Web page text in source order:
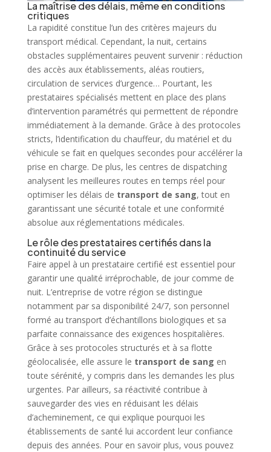
La maîtrise des délais, même en conditions
critiques
La rapidité constitue l’un des critères majeurs du
transport médical. Cependant, la nuit, certains
obstacles supplémentaires peuvent survenir : réduction
des accès aux établissements, aléas routiers,
circulation de services d’urgence… Pourtant, les
prestataires spécialisés mettent en place des plans
d’intervention paramétrés qui permettent de répondre
immédiatement à la demande. Grâce à des protocoles
stricts, l’identification du chauffeur, du matériel et du
véhicule se fait en quelques secondes pour accélérer la
prise en charge. De plus, les centres de dispatching
analysent les meilleures routes en temps réel pour
optimiser les délais de transport de sang, tout en
garantissant une sécurité totale et une conformité
absolue aux réglementations médicales.
Le rôle des prestataires certifiés dans la
continuité du service
Faire appel à un prestataire certifié est essentiel pour
garantir une qualité irréprochable, de jour comme de
nuit. L’entreprise de votre région se distingue
notamment par sa disponibilité 24/7, son personnel
formé au transport d’échantillons biologiques et sa
parfaite connaissance des exigences hospitalières.
Grâce à ses protocoles structurés et à sa flotte
géolocalisée, elle assure le transport de sang en
toute sérénité, y compris dans les demandes les plus
urgentes. Par ailleurs, sa réactivité contribue à
sauvegarder des vies en réduisant les délais
d’acheminement, ce qui explique pourquoi les
établissements de santé lui accordent leur confiance
depuis des années. Pour en savoir plus, vous pouvez